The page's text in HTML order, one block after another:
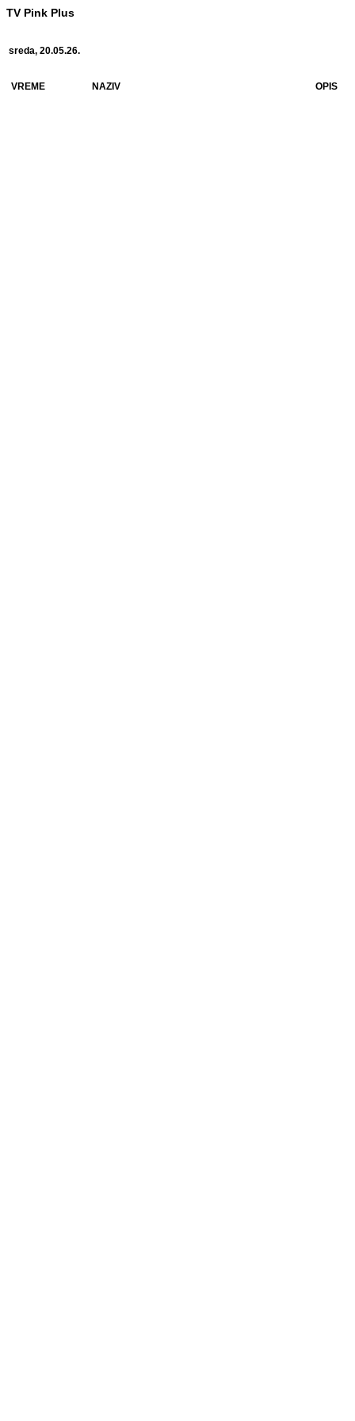
TV Pink Plus
sreda, 20.05.26.
VREME NAZIV OPIS